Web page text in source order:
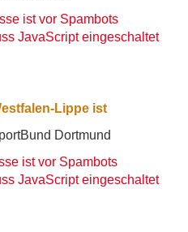
ist vor Spambots
JavaScript eingeschaltet
Lippe ist
Dortmund
ist vor Spambots
JavaScript eingeschaltet